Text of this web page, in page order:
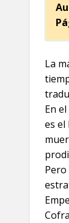
La
En
es el